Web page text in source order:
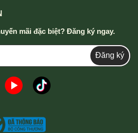
mãi đặc biệt? Đăng ký ngay.
Đăng ký